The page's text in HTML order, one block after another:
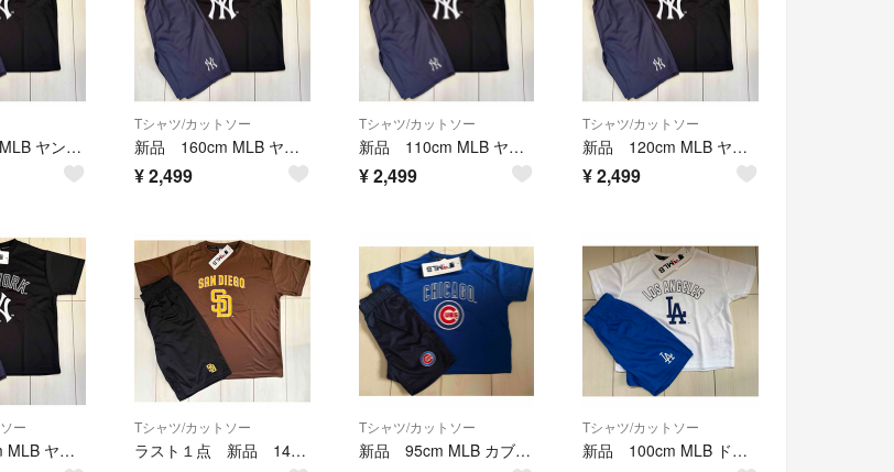
新品 80cm MLB ヤンキース 半袖上下セットアップ メッシュ 黒
Tシャツ/カットソー
新品 160cm MLB ヤンキース 半袖上下セットアップ メッシュ 黒
¥2,499
Tシャツ/カットソー
新品 110cm MLB ヤンキース 半袖上下セットアップ メッシュ 黒
¥2,499
Tシャツ/カットソー
新品 120cm MLB ヤンキース 半袖上下セットアップ メッシュ 黒
¥2,499
ー
新品 130cm MLB ヤンキース 半袖上下セットアップ メッシュ 黒
Tシャツ/カットソー
ラスト１点 新品 140cm MLB パドレス 半袖上下セットアップ メッシュ 茶色
Tシャツ/カットソー
新品 95cm MLB カブス 半袖上下セットアップ メッシュ ブルー
Tシャツ/カットソー
新品 100cm MLB ドジャース 半袖上下セットアップ メッシュ 白